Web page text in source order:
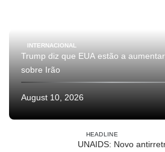
INTERNACIONAL
Trump diz que EUA estão a
sobre Irão
August 10, 2026
HEADLINE
UNAIDS: Novo